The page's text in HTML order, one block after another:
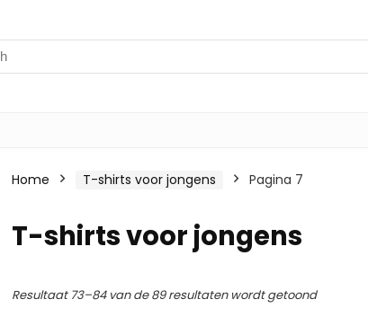
Home T-shirts voor jongens Pagina 7
T-shirts voor jongens
Resultaat 73–84 van de 89 resultaten wordt getoond